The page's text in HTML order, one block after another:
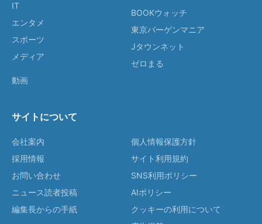
IT
エンタメ
スポーツ
メディア
動画
BOOKウォッチ
東京バーゲンマニア
Jタウンネット
ゼロまる
サイトについて
会社案内
採用情報
お問い合わせ
ニュース読者投稿
編集長からの手紙
個人情報保護方針
サイト利用規約
SNS利用ポリシー
AIポリシー
クッキーの利用について